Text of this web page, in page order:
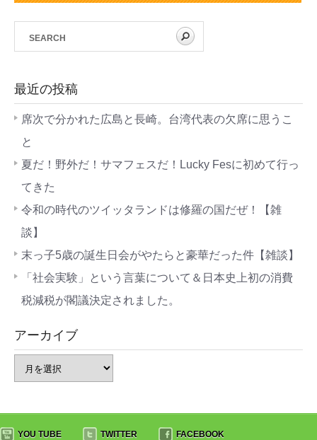
最近の投稿
席次で分かれた広島と長崎。台湾代表の欠席に思うこ
と
夏だ！野外だ！サマフェスだ！Lucky Fesに初めて行っ
てきた
令和の時代のツイッタランドは修羅の国だぜ！【雑
談】
末っ子5歳の誕生日会がやたらと豪華だった件【雑談】
「社会実験」という言葉について＆日本史上初の消費
税減税が閣議決定されました。
アーカイブ
YOU TUBE TWITTER FACEBOOK